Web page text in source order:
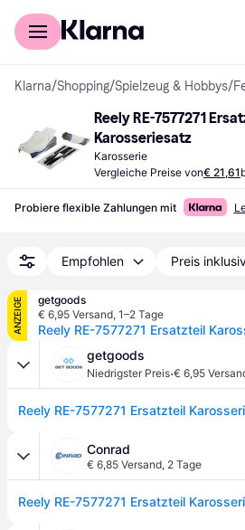
Für Shopper
Klarna/Shopping/Spielzeug & Hobbys/
Reely RE-7577271
Karosseriesatz
Karosserie
Vergleiche Preise von€ 21,61
Probiere flexible Zahlungen mit
Empfohlen Preis
ANZEIGE
getgoods
€ 6,95 Versand, 1–2 Tage
Reely RE-7577271 Ersatzteil
getgoods
Niedrigster Preis·€ 6,95
Reely RE-7577271 Ersatzteil
Conrad
€ 6,85 Versand, 2 Tage
Reely RE-7577271 Ersatzteil